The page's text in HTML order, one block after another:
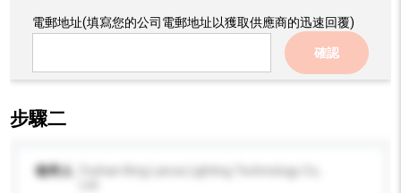
電郵地址(填寫您的公司電郵地址以獲取供應商的迅速回覆)
確認
步驟二
收件人